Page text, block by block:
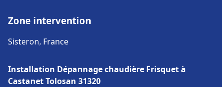
Zone intervention
Sisteron, France
Installation Dépannage chaudière Frisquet à
Castanet Tolosan 31320